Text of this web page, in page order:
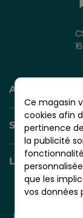
AIDE ET
SERVICES +
LIENS UTILES
Ce magasin
cookies afin
pertinence
la publicité
que les
vos données